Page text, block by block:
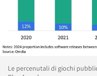
Le percenutali di giochi